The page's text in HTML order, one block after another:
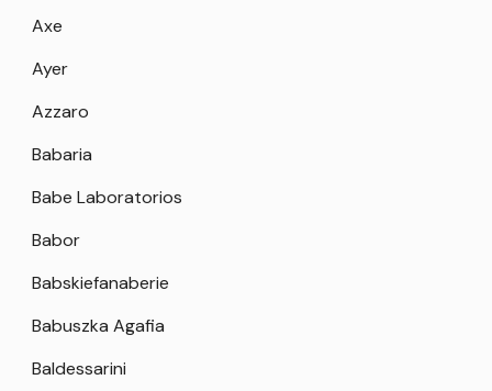
Axe
Ayer
Azzaro
Babaria
Babe Laboratorios
Babor
Babskiefanaberie
Babuszka Agafia
Baldessarini